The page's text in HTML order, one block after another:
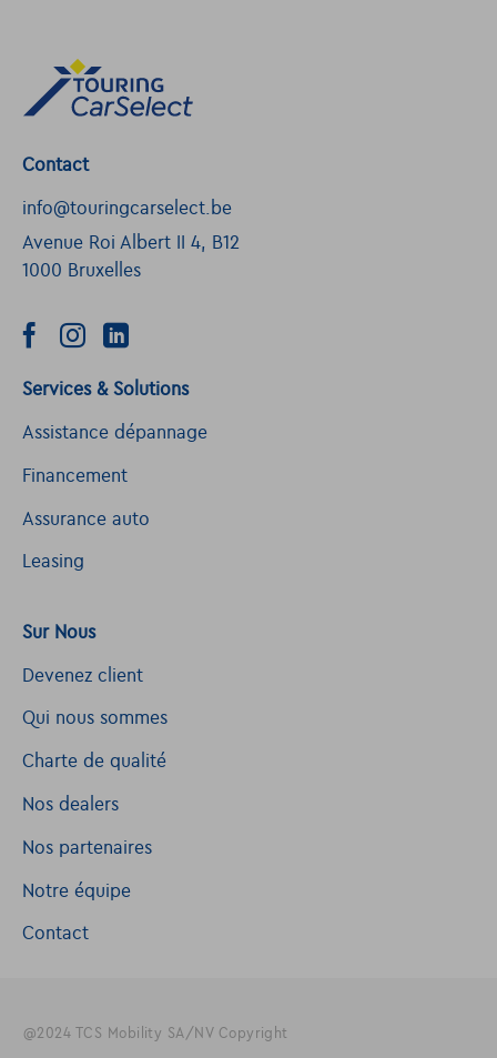
Contact
info@touringcarselect.be
Avenue Roi Albert II 4, B12
1000 Bruxelles
Services & Solutions
Assistance dépannage
Financement
Assurance auto
Leasing
Sur Nous
Devenez client
Qui nous sommes
Charte de qualité
Nos dealers
Nos partenaires
Notre équipe
Contact
@2024 TCS Mobility SA/NV Copyright